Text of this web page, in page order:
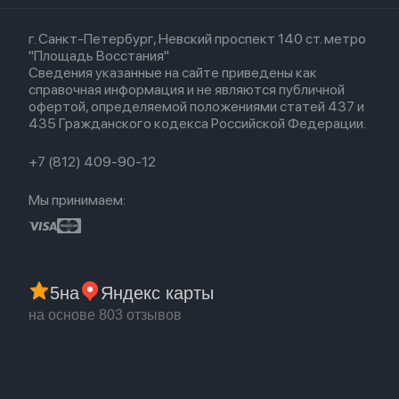
Airpods (1-е)
EarPods
Политика конфиденциальности
Оплата и доставка
Партнерская программа
Гарантия
Обмен и возврат
Бонусы
Новые поступления
Популярное
Акции
г. Санкт-Петербург, Невский проспект 140 ст. метро
"Площадь Восстания"
Сведения указанные на сайте приведены как
справочная информация и не являются публичной
офертой, определяемой положениями статей 437 и
435 Гражданского кодекса Российской Федерации.
+7 (812) 409-90-12
Мы принимаем:
5на Яндекс карты
на основе 803 отзывов